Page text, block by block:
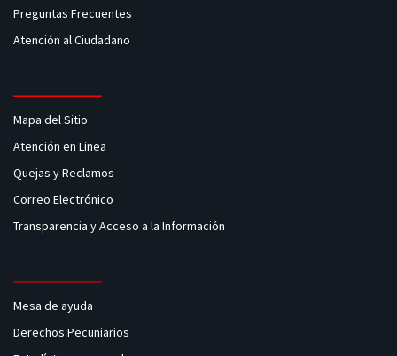
Preguntas Frecuentes
Atención al Ciudadano
Mapa del Sitio
Atención en Linea
Quejas y Reclamos
Correo Electrónico
Transparencia y Acceso a la Información
Mesa de ayuda
Derechos Pecuniarios